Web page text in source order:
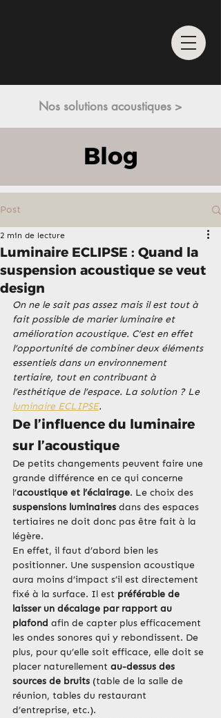
Nos solutions acoustiques >
Blog
Post
Luminaire ECLIPSE : Quand la
suspension acoustique se veut
design
2 min de lecture
On ne le sait pas assez mais il est tout à
fait possible de marier luminaire et
amélioration acoustique. C’est en effet
l’opportunité de combiner deux éléments
essentiels dans un environnement
tertiaire, tout en contribuant à
l’esthétique de l’espace. La solution ? Le
luminaire ECLIPSE.
De l’influence du luminaire
sur l’acoustique
De petits changements peuvent faire une
grande différence en ce qui concerne
l’acoustique et l’éclairage. Le choix des
suspensions luminaires dans des espaces
tertiaires ne doit donc pas être fait à la
légère.
En effet, il faut d’abord bien les
positionner. Une suspension acoustique
aura moins d’impact s’il est directement
fixé à la surface. Il est préférable de
laisser un décalage par rapport au
plafond afin de capter plus efficacement
les ondes sonores qui y rebondissent. De
plus, pour qu’elle soit efficace, elle doit se
placer naturellement au-dessus des
sources de bruits (table de la salle de
réunion, tables du restaurant
d’entreprise, etc.).